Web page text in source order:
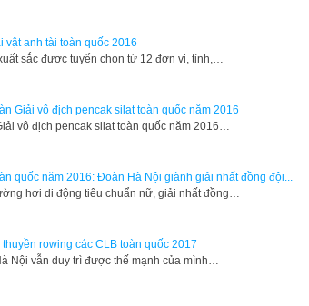
vật anh tài toàn quốc 2016
sắc được tuyển chọn từ 12 đơn vị, tỉnh,…
Giải vô địch pencak silat toàn quốc năm 2016
vô địch pencak silat toàn quốc năm 2016…
quốc năm 2016: Đoàn Hà Nội giành giải nhất đồng đội...
hơi di động tiêu chuẩn nữ, giải nhất đồng…
rowing các CLB toàn quốc 2017
Nội vẫn duy trì được thế mạnh của mình…